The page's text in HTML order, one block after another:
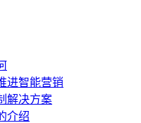
进智能营销
解决方案
介绍